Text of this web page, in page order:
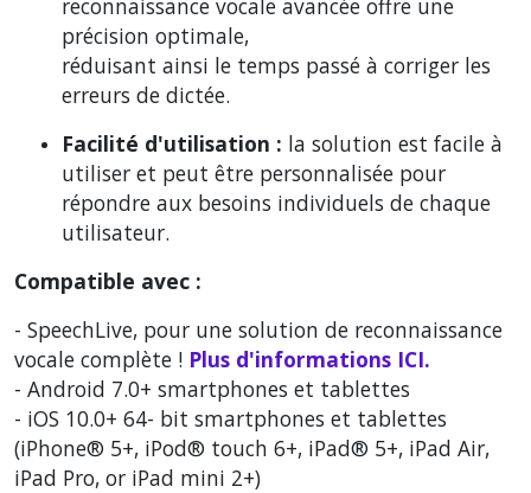
précision optimale,
réduisant ainsi le temps passé à corriger les
erreurs de dictée.
Facilité d'utilisation : la solution est facile à
utiliser et peut être personnalisée pour
répondre aux besoins individuels de chaque
utilisateur.
Compatible avec :
- SpeechLive, pour une solution de reconnaissance
vocale complète ! Plus d'informations ICI.
- Android 7.0+ smartphones et tablettes
- iOS 10.0+ 64- bit smartphones et tablettes
(iPhone® 5+, iPod® touch 6+, iPad® 5+, iPad Air,
iPad Pro, or iPad mini 2+)